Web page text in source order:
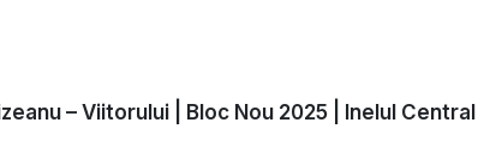
– Viitorului | Bloc Nou 2025 | Inelul Central